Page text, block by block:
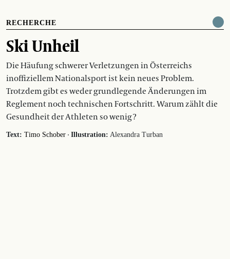
RECHERCHE
Ski Unheil
Die Häufung schwerer Verletzungen in Österreichs
inoffiziellem Nationalsport ist kein neues Problem.
Trotzdem gibt es weder grundlegende Änderungen im
Reglement noch technischen Fortschritt. Warum zählt die
Gesundheit der Athleten so wenig ?
Text: Timo Schober · Illustration: Alexandra Turban